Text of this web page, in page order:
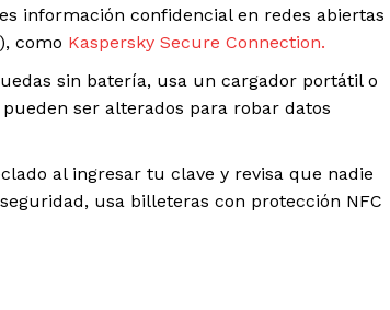
información confidencial en redes abiertas
), como Kaspersky Secure Connection.
sin batería, usa un cargador portátil o
ser alterados para robar datos
al ingresar tu clave y revisa que nadie
usa billeteras con protección NFC